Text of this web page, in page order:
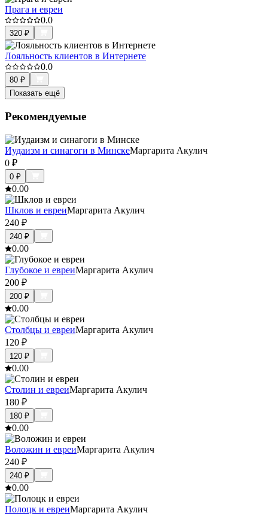
Прага и евреи
0.0
320 ₽
Лояльность клиентов в Интернете
0.0
80 ₽
Показать ещё
Рекомендуемые
Иудаизм и синагоги в МинскеМаргарита Акулич
0 ₽
0 ₽
0.00
Шклов и евреиМаргарита Акулич
240 ₽
240 ₽
0.00
Глубокое и евреиМаргарита Акулич
200 ₽
200 ₽
0.00
Столбцы и евреиМаргарита Акулич
120 ₽
120 ₽
0.00
Столин и евреиМаргарита Акулич
180 ₽
180 ₽
0.00
Воложин и евреиМаргарита Акулич
240 ₽
240 ₽
0.00
Полоцк и евреиМаргарита Акулич